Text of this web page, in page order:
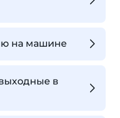
на машине
в